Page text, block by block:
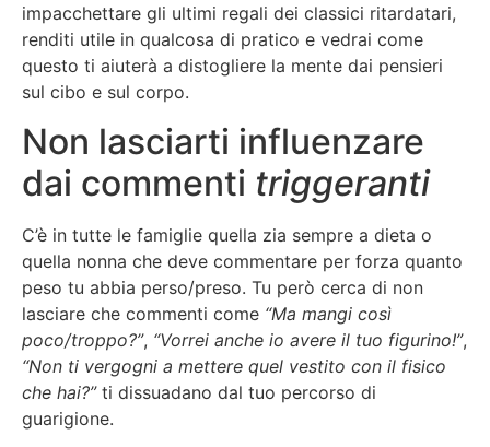
impacchettare gli ultimi regali dei classici ritardatari,
renditi utile in qualcosa di pratico e vedrai come
questo ti aiuterà a distogliere la mente dai pensieri
sul cibo e sul corpo.
Non lasciarti influenzare
dai commenti triggeranti
C’è in tutte le famiglie quella zia sempre a dieta o
quella nonna che deve commentare per forza quanto
peso tu abbia perso/preso. Tu però cerca di non
lasciare che commenti come “Ma mangi così
poco/troppo?”, “Vorrei anche io avere il tuo figurino!”,
“Non ti vergogni a mettere quel vestito con il fisico
che hai?”ti dissuadano dal tuo percorso di
guarigione.